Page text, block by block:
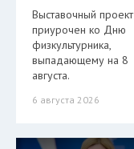
Выставочный проект
приурочен ко Дню
физкультурника,
выпадающему на 8
августа.
6 августа 2026